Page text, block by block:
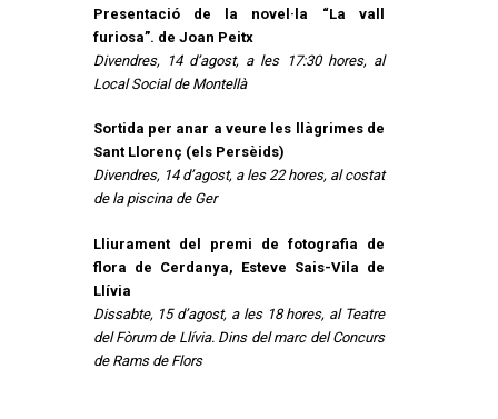
Presentació de la novel·la “La vall
furiosa”. de Joan Peitx
Divendres, 14 d’agost, a les 17:30 hores, al
Local Social de Montellà
Sortida per anar a veure les llàgrimes de
Sant Llorenç (els Persèids)
Divendres, 14 d’agost, a les 22 hores, al costat
de la piscina de Ger
Lliurament del premi de fotografia de
flora de Cerdanya, Esteve Sais-Vila de
Llívia
Dissabte, 15 d’agost, a les 18 hores, al Teatre
del Fòrum de Llívia. Dins del marc del Concurs
de Rams de Flors